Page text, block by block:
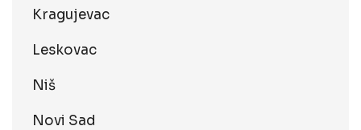
Kragujevac
Leskovac
Niš
Novi Sad